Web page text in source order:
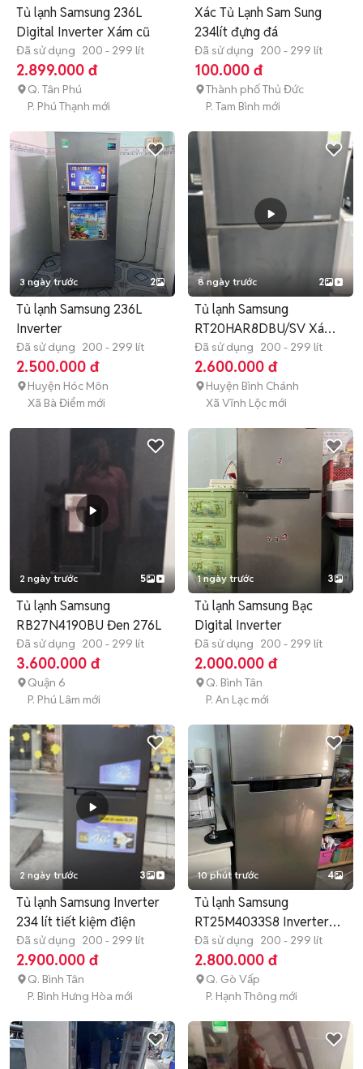
Tủ lạnh Samsung 236L
Digital Inverter Xám cũ
Đã sử dụng 200 - 299 lít
2.899.000 đ
Q. Tân Phú
P. Phú Thạnh mới
Xác Tủ Lạnh Sam Sung
234lít đựng đá
Đã sử dụng 200 - 299 lít
100.000 đ
Thành phố Thủ Đức
P. Tam Bình mới
3 ngày trước 2
Tủ lạnh Samsung 236L
Inverter
Đã sử dụng 200 - 299 lít
2.500.000 đ
Huyện Hóc Môn
Xã Bà Điểm mới
8 ngày trước 2
Tủ lạnh Samsung
RT20HAR8DBU/SV Xám
255 lít
Đã sử dụng 200 - 299 lít
2.600.000 đ
Huyện Bình Chánh
Xã Vĩnh Lộc mới
2 ngày trước 5
Tủ lạnh Samsung
RB27N4190BU Đen 276L
Đã sử dụng 200 - 299 lít
3.600.000 đ
Quận 6
P. Phú Lâm mới
1 ngày trước 3
Tủ lạnh Samsung Bạc
Digital Inverter
Đã sử dụng 200 - 299 lít
2.000.000 đ
Q. Bình Tân
P. An Lạc mới
2 ngày trước 3
Tủ lạnh Samsung Inverter
234 lít tiết kiệm điện
Đã sử dụng 200 - 299 lít
2.900.000 đ
Q. Bình Tân
P. Bình Hưng Hòa mới
10 phút trước 4
Tủ lạnh Samsung
RT25M4033S8 Inverter
Bạc
Đã sử dụng 200 - 299 lít
2.800.000 đ
Q. Gò Vấp
P. Hạnh Thông mới